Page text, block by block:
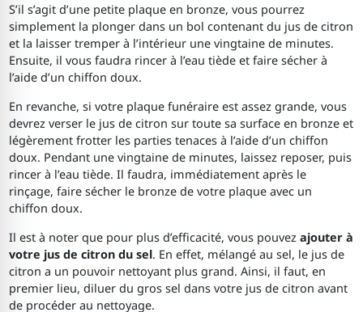
S’il s’agit d’une petite plaque en bronze, vous pourrez
simplement la plonger dans un bol contenant du jus de citron
et la laisser tremper à l’intérieur une vingtaine de minutes.
Ensuite, il vous faudra rincer à l’eau tiède et faire sécher à
l’aide d’un chiffon doux.
En revanche, si votre plaque funéraire est assez grande, vous
devrez verser le jus de citron sur toute sa surface en bronze et
légèrement frotter les parties tenaces à l’aide d’un chiffon
doux. Pendant une vingtaine de minutes, laissez reposer, puis
rincer à l’eau tiède. Il faudra, immédiatement après le
rinçage, faire sécher le bronze de votre plaque avec un
chiffon doux.
Il est à noter que pour plus d’efficacité, vous pouvezajouter à
votre jus de citron du sel. En effet, mélangé au sel, le jus de
citron a un pouvoir nettoyant plus grand. Ainsi, il faut, en
premier lieu, diluer du gros sel dans votre jus de citron avant
de procéder au nettoyage.